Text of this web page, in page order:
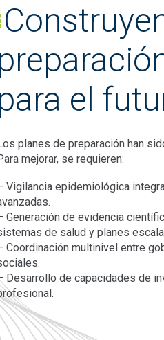
para el
planes de preparación han
mejorar, se requieren:
Vigilancia epidemiológica
Generación de evidencia
de salud y planes
Coordinación multinivel entre
Desarrollo de capacidades de